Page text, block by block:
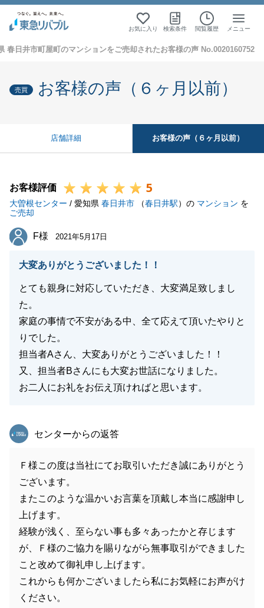
お気に入り 検索条件 閲覧履歴 メニュー
春日井市町屋町のマンションをご売却されたお客様の声 No.0020160752
売買 お客様の声（６ヶ月以前）
店舗詳細 お客様の声（６ヶ月以前）
お客様評価 5
大曽根センター / 愛知県 春日井市 （春日井駅）の マンション を
ご売却
F様
F様 2021年5月17日
大変ありがとうございました！！
とても親身に対応していただき、大変満足致しまし
た。
家庭の事情で不安がある中、全て応えて頂いたやりと
りでした。
担当者Aさん、大変ありがとうございました！！
又、担当者Bさんにも大変お世話になりました。
お二人にお礼をお伝え頂ければと思います。
東急リバブル
センターからの返答
Ｆ様この度は当社にてお取引いただき誠にありがとう
ございます。
またこのような温かいお言葉を頂戴し本当に感謝申し
上げます。
経験が浅く、至らない事も多々あったかと存じます
が、Ｆ様のご協力を賜りながら無事取引ができました
こと改めて御礼申し上げます。
これからも何かございましたら私にお気軽にお声がけ
ください。